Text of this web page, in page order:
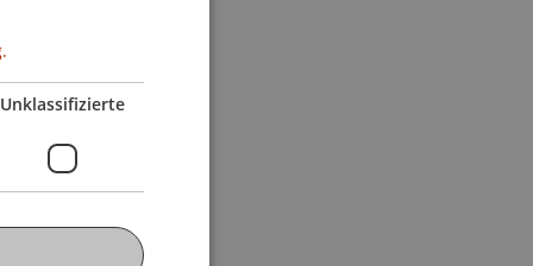
Unklassifizierte